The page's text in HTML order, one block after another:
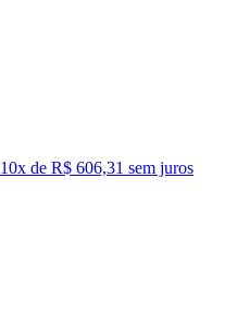
10x de R$ 606,31 sem juros